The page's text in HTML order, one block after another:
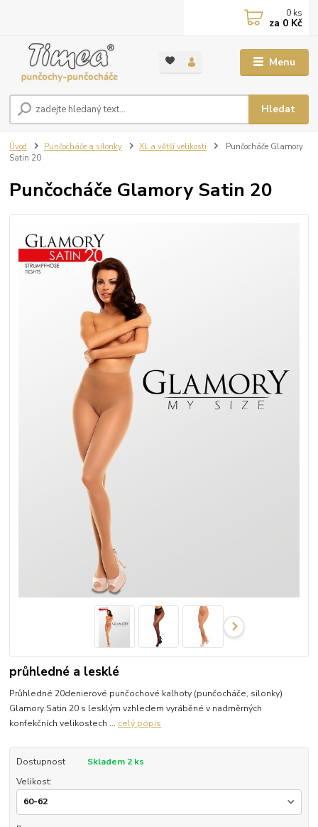
Menu
Hledat
0 ks
za 0 Kč
Úvod Punčocháče a silonky XL a větší velikosti
Punčocháče Glamory
Satin 20
Punčocháče Glamory Satin 20
průhledné a lesklé
Průhledné 20denierové punčochové kalhoty (punčocháče, silonky)
Glamory Satin 20 s lesklým vzhledem vyráběné v nadměrných
konfekčních velikostech ... celý popis
Dostupnost
Skladem 2 ks
Velikost: